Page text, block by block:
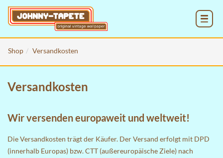
Shop Versandkosten
Versandkosten
Wir versenden europaweit und weltweit!
Die Versandkosten trägt der Käufer. Der Versand erfolgt mit DPD
(innerhalb Europas) bzw. CTT (außereuropäische Ziele) nach